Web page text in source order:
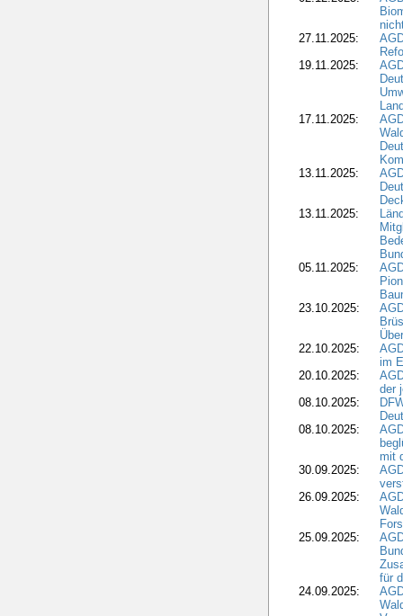
27.11.2025:
19.11.2025:
17.11.2025:
13.11.2025:
13.11.2025:
05.11.2025:
23.10.2025:
22.10.2025:
im
20.10.2025:
der
08.10.2025:
08.10.2025:
mit
30.09.2025:
26.09.2025:
25.09.2025:
für
24.09.2025: